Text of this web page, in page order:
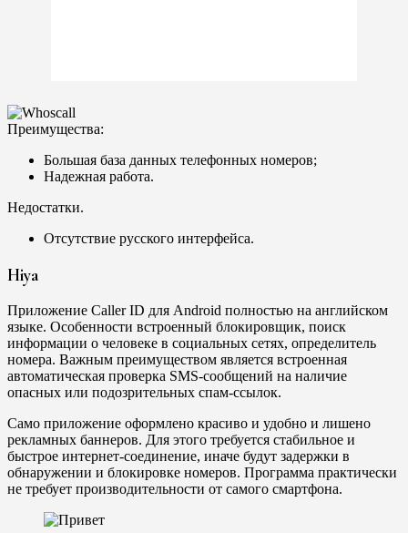
Преимущества:
Большая база данных телефонных номеров;
Надежная работа.
Недостатки.
Отсутствие русского интерфейса.
Hiya
Приложение Caller ID для Android полностью на английском
языке. Особенности встроенный блокировщик, поиск
информации о человеке в социальных сетях, определитель
номера. Важным преимуществом является встроенная
автоматическая проверка SMS-сообщений на наличие
опасных или подозрительных спам-ссылок.
Само приложение оформлено красиво и удобно и лишено
рекламных баннеров. Для этого требуется стабильное и
быстрое интернет-соединение, иначе будут задержки в
обнаружении и блокировке номеров. Программа практически
не требует производительности от самого смартфона.